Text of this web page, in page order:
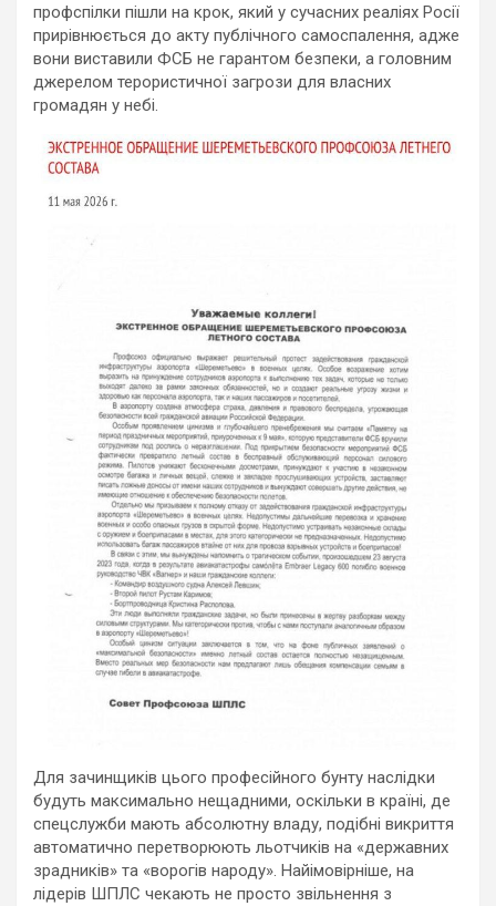
профспілки пішли на крок, який у сучасних реаліях Росії
прирівнюється до акту публічного самоспалення, адже
вони виставили ФСБ не гарантом безпеки, а головним
джерелом терористичної загрози для власних
громадян у небі.
Для зачинщиків цього професійного бунту наслідки
будуть максимально нещадними, оскільки в країні, де
спецслужби мають абсолютну владу, подібні викриття
автоматично перетворюють льотчиків на «державних
зрадників» та «ворогів народу». Найімовірніше, на
лідерів ШПЛС чекають не просто звільнення з